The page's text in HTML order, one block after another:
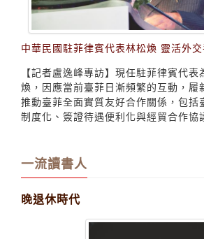
中華民國駐菲律賓代表林松煥 靈活外
【記者盧逸峰專訪】現任駐菲律賓代
煥，因應當前臺菲日漸頻繁的互動，履
推動臺菲全面實質友好合作關係，包括
制度化、簽證待遇便利化與經貿合作協
一流讀書人
晚退休時代